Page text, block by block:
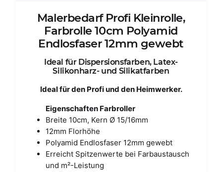
Malerbedarf Profi Kleinrolle,
Farbrolle 10cm Polyamid
Endlosfaser 12mm gewebt
Ideal für Dispersionsfarben, Latex-
Silikonharz- und Silikatfarben
Ideal für den Profi und den Heimwerker.
Eigenschaften Farbroller
Breite 10cm, Kern Ø 15/16mm
12mm Florhöhe
Polyamid Endlosfaser 12mm gewebt
Erreicht Spitzenwerte bei Farbaustausch
und m²-Leistung